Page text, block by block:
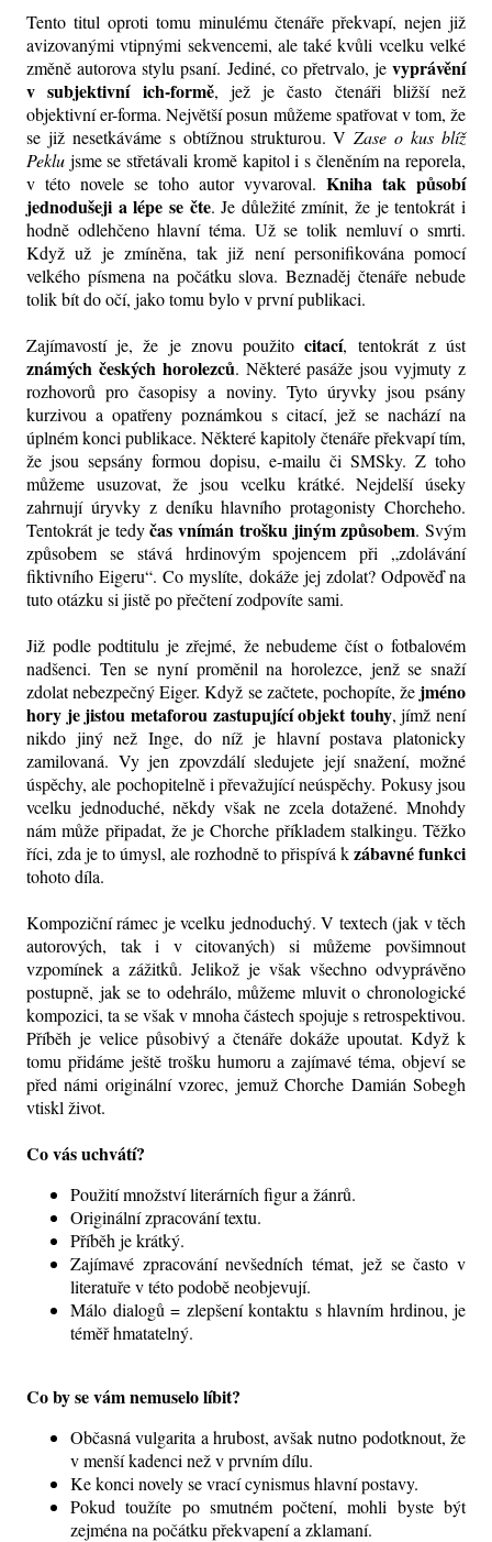
Tento titul oproti tomu minulému čtenáře překvapí, nejen již
avizovanými vtipnými sekvencemi, ale také kvůli vcelku velké
změně autorova stylu psaní. Jediné, co přetrvalo, je vyprávění
v subjektivní ich-formě, jež je často čtenáři bližší než
objektivní er-forma. Největší posun můžeme spatřovat v tom, že
se již nesetkáváme s obtížnou strukturou. VZase o kus blíž
Peklu jsme se střetávali kromě kapitol i s členěním na reporela,
v této novele se toho autor vyvaroval. Kniha tak působí
jednodušeji a lépe se čte. Je důležité zmínit, že je tentokrát i
hodně odlehčeno hlavní téma. Už se tolik nemluví o smrti.
Když už je zmíněna, tak již není personifikována pomocí
velkého písmena na počátku slova. Beznaděj čtenáře nebude
tolik bít do očí, jako tomu bylo v první publikaci.
Zajímavostí je, že je znovu použitocitací, tentokrát z úst
známých českých horolezců. Některé pasáže jsou vyjmuty z
rozhovorů pro časopisy a noviny. Tyto úryvky jsou psány
kurzivou a opatřeny poznámkou s citací, jež se nachází na
úplném konci publikace. Některé kapitoly čtenáře překvapí tím,
že jsou sepsány formou dopisu, e-mailu či SMSky. Z toho
můžeme usuzovat, že jsou vcelku krátké. Nejdelší úseky
zahrnují úryvky z deníku hlavního protagonisty Chorcheho.
Tentokrát je tedyčas vnímán trošku jiným způsobem. Svým
způsobem se stává hrdinovým spojencem při „zdolávání
fiktivního Eigeru“. Co myslíte, dokáže jej zdolat? Odpověď na
tuto otázku si jistě po přečtení zodpovíte sami.
Již podle podtitulu je zřejmé, že nebudeme číst o fotbalovém
nadšenci. Ten se nyní proměnil na horolezce, jenž se snaží
zdolat nebezpečný Eiger. Když se začtete, pochopíte, že jméno
hory je jistou metaforou zastupující objekt touhy, jímž není
nikdo jiný než Inge, do níž je hlavní postava platonicky
zamilovaná. Vy jen zpovzdálí sledujete její snažení, možné
úspěchy, ale pochopitelně i převažující neúspěchy. Pokusy jsou
vcelku jednoduché, někdy však ne zcela dotažené. Mnohdy
nám může připadat, že je Chorche příkladem stalkingu. Těžko
říci, zda je to úmysl, ale rozhodně to přispívá kzábavné funkci
tohoto díla.
Kompoziční rámec je vcelku jednoduchý. V textech (jak v těch
autorových, tak i v citovaných) si můžeme povšimnout
vzpomínek a zážitků. Jelikož je však všechno odvyprávěno
postupně, jak se to odehrálo, můžeme mluvit o chronologické
kompozici, ta se však v mnoha částech spojuje s retrospektivou.
Příběh je velice působivý a čtenáře dokáže upoutat. Když k
tomu přidáme ještě trošku humoru a zajímavé téma, objeví se
před námi originální vzorec, jemuž Chorche Damián Sobegh
vtiskl život.
Co vás uchvátí?
Použití množství literárních figur a žánrů.
Originální zpracování textu.
Příběh je krátký.
Zajímavé zpracování nevšedních témat, jež se často v
literatuře v této podobě neobjevují.
Málo dialogů = zlepšení kontaktu s hlavním hrdinou, je
téměř hmatatelný.
Co by se vám nemuselo líbit?
Občasná vulgarita a hrubost, avšak nutno podotknout, že
v menší kadenci než v prvním dílu.
Ke konci novely se vrací cynismus hlavní postavy.
Pokud toužíte po smutném počtení, mohli byste být
zejména na počátku překvapení a zklamaní.